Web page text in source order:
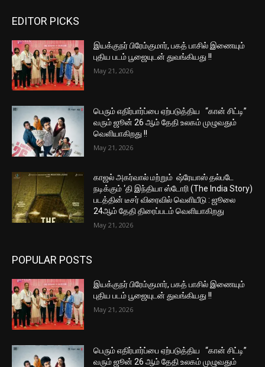
EDITOR PICKS
இயக்குநர் பிரேம்குமார், பகத் பாசில் இணையும்
புதிய படம் பூஜையுடன் துவங்கியது !!
May 21, 2026
பெரும் எதிர்பார்ப்பை ஏற்படுத்திய “கான் சிட்டி”
வரும் ஜூன் 26 ஆம் தேதி உலகம் முழுவதும்
வெளியாகிறது !!
May 21, 2026
காஜல் அகர்வால் மற்றும் ஷ்ரேயாஸ் தல்படே
நடிக்கும் ‘தி இந்தியா ஸ்டோரி (The India Story)
படத்தின் டீசர் விரைவில் வெளியீடு : ஜூலை
24ஆம் தேதி திரைப்படம் வெளியாகிறது
May 21, 2026
POPULAR POSTS
இயக்குநர் பிரேம்குமார், பகத் பாசில் இணையும்
புதிய படம் பூஜையுடன் துவங்கியது !!
May 21, 2026
பெரும் எதிர்பார்ப்பை ஏற்படுத்திய “கான் சிட்டி”
வரும் ஜூன் 26 ஆம் தேதி உலகம் முழுவதும்